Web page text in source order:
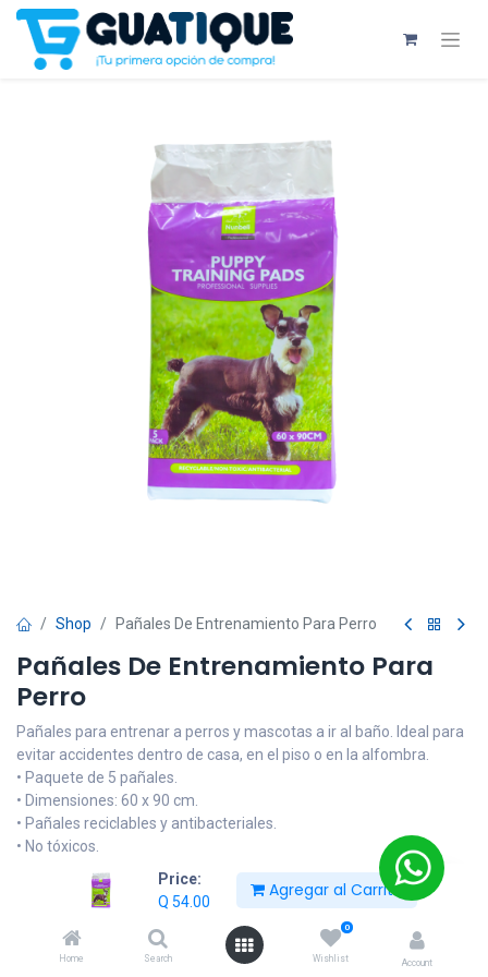
Price:
Q 54.00
Agregar al Carrito
Home Search
0
Wishlist Account
Shop Pañales De Entrenamiento Para Perro
Pañales De Entrenamiento Para
Perro
Pañales para entrenar a perros y mascotas a ir al baño. Ideal para
evitar accidentes dentro de casa, en el piso o en la alfombra.
• Paquete de 5 pañales.
• Dimensiones: 60 x 90 cm.
• Pañales reciclables y antibacteriales.
• No tóxicos.
54.00
Añadir al carrito